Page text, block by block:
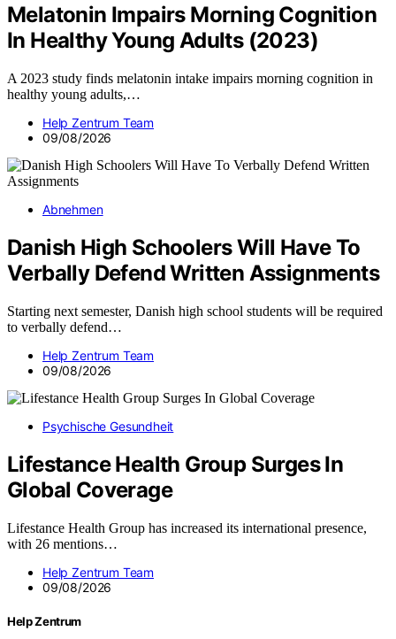
Melatonin Impairs Morning Cognition
In Healthy Young Adults (2023)
A 2023 study finds melatonin intake impairs morning cognition in
healthy young adults,…
Help Zentrum Team
09/08/2026
Abnehmen
Danish High Schoolers Will Have To
Verbally Defend Written Assignments
Starting next semester, Danish high school students will be required
to verbally defend…
Help Zentrum Team
09/08/2026
Psychische Gesundheit
Lifestance Health Group Surges In
Global Coverage
Lifestance Health Group has increased its international presence,
with 26 mentions…
Help Zentrum Team
09/08/2026
Help Zentrum